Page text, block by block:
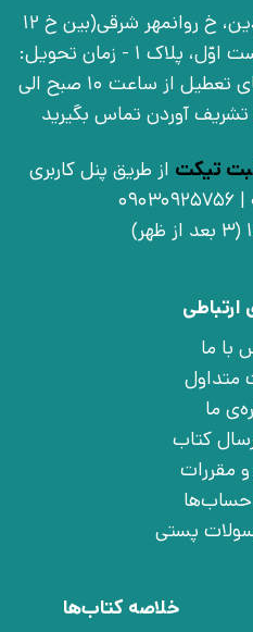
تهران، خ انقلاب، خ 12 فروردین، خ روانمهر شرقی(بین خ 12
فروردین و خ فخر رازی)، بن‌بست اوّل، پلاک 1 - زمان تحویل:
شنبه تا چهارشنبه به جز روزهای تعطیل از ساعت 10 صبح الی
تیکت از طریق پنل کاربری
ارتباطی
با ما
متداول
ما
کتاب
مقررات
حساب‌ها
پستی
خلاصه کتاب‌ها